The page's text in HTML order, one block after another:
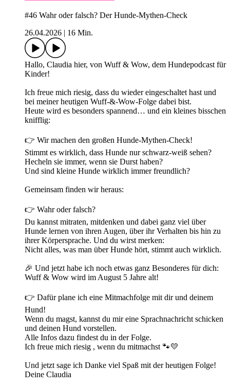
#46 Wahr oder falsch? Der Hunde-Mythen-Check
26.04.2026
16 Min.
Hallo, Claudia hier, von Wuff & Wow, dem Hundepodcast für
Kinder!
Ich freue mich riesig, dass du wieder eingeschaltet hast und
bei meiner heutigen Wuff-&-Wow-Folge dabei bist.
Heute wird es besonders spannend… und ein kleines bisschen
knifflig:
👉 Wir machen den großen Hunde-Mythen-Check!
Stimmt es wirklich, dass Hunde nur schwarz-weiß sehen?
Hecheln sie immer, wenn sie Durst haben?
Und sind kleine Hunde wirklich immer freundlich?
Gemeinsam finden wir heraus:
👉 Wahr oder falsch?
Du kannst mitraten, mitdenken und dabei ganz viel über
Hunde lernen von ihren Augen, über ihr Verhalten bis hin zu
ihrer Körpersprache. Und du wirst merken:
Nicht alles, was man über Hunde hört, stimmt auch wirklich.
🎉 Und jetzt habe ich noch etwas ganz Besonderes für dich:
Wuff & Wow wird im August 5 Jahre alt!
👉 Dafür plane ich eine Mitmachfolge mit dir und deinem
Hund!
Wenn du magst, kannst du mir eine Sprachnachricht schicken
und deinen Hund vorstellen.
Alle Infos dazu findest du in der Folge.
Ich freue mich riesig , wenn du mitmachst 🐾💛
Und jetzt sage ich Danke viel Spaß mit der heutigen Folge!
Deine Claudia